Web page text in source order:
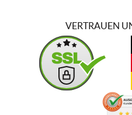
VERTRAUEN